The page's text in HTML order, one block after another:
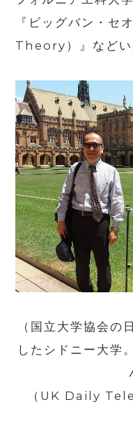
『ビッグバン・
Theory）』などい
（国立大学協会の
したシドニー大学
（ UK Daily